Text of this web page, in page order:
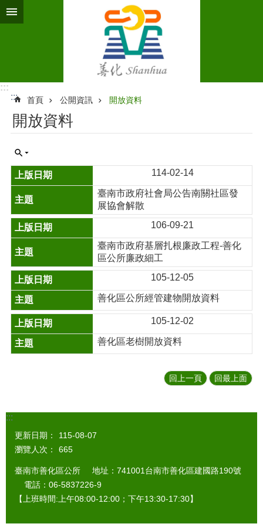
跳到主要內容區塊
:::
:::
首頁 公開資訊 開放資料
開放資料
114-02-14
臺南市政府社會局公告南關社區發
展協會解散
106-09-21
臺南市政府基層扎根廉政工程-善化
區公所廉政細工
105-12-05
善化區公所經管建物開放資料
105-12-02
善化區老樹開放資料
回上一頁 回最上面
:::
更新日期：
115-08-07
瀏覽人次：
665
臺南市善化區公所 地址：741001台南市善化區建國路190號
電話：06-5837226-9
【上班時間:上午08:00-12:00；下午13:30-17:30】